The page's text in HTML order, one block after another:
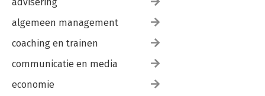
algemeen management
coaching en trainen
communicatie en media
economie